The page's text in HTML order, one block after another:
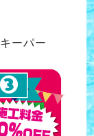
ーパー